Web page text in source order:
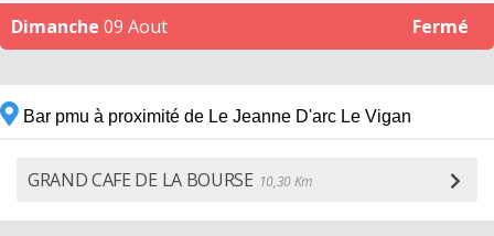
Dimanche 09 Aout Fermé
Bar pmu à proximité de Le Jeanne D'arc Le Vigan
GRAND CAFE DE LA BOURSE 10,30 Km